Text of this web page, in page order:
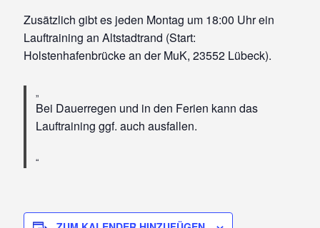
Zusätzlich gibt es jeden Montag um 18:00 Uhr ein
Lauftraining an Altstadtrand (Start:
Holstenhafenbrücke an der MuK, 23552 Lübeck).
Bei Dauerregen und in den Ferien kann das
Lauftraining ggf. auch ausfallen.